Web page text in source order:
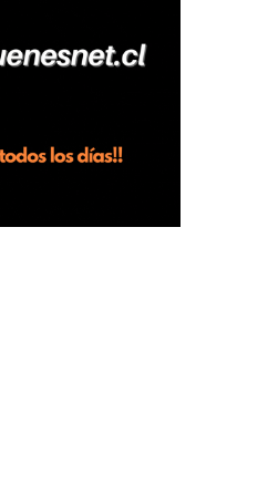
comuna de
se encontraba junto
habría sostenido una